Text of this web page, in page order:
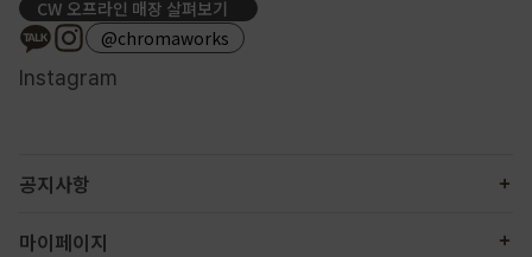
CW 오프라인 매장 살펴보기
@chromaworks
Instagram
공지사항
마이페이지